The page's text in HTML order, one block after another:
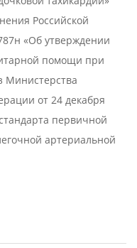
Российской
«Об утверждении
помощи при
Министерства
от 24 декабря
первичной
артериальной